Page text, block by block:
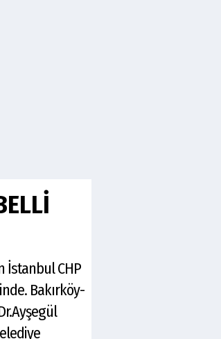
İstanbul CHP
Bakırköy-